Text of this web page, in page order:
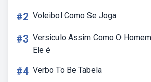
#2 Voleibol Como Se Joga
#3 Versiculo Assim Como O
Ele é
#4 Verbo To Be Tabela